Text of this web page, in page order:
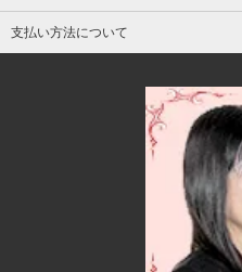
支払い方法について